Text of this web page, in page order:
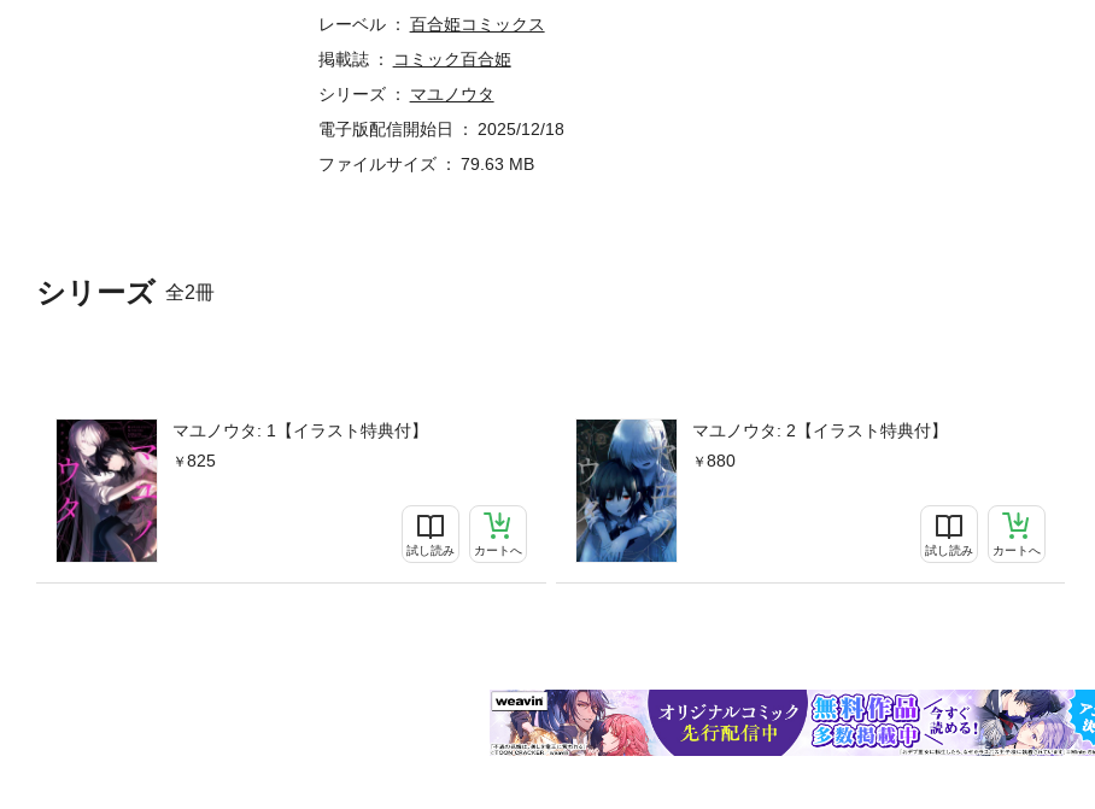
シリーズ 全2冊
マユノウタ: 1【イラスト特典付】
825
試し読み カートへ
マユノウタ: 2【イラスト特典付】
880
試し読み カートへ
レーベル
百合姫コミックス
掲載誌
コミック百合姫
シリーズ
マユノウタ
電子版配信開始日
2025/12/18
ファイルサイズ
79.63 MB